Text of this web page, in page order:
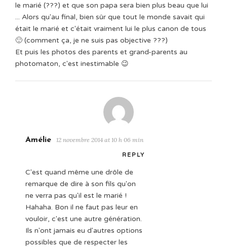
le marié (???) et que son papa sera bien plus beau que lui
... Alors qu'au final, bien sûr que tout le monde savait qui
était le marié et c'était vraiment lui le plus canon de tous
🙂 (comment ça, je ne suis pas objective ???)
Et puis les photos des parents et grand-parents au
photomaton, c'est inestimable 😉
Amélie 12 novembre 2014 at 10 h 06 min
REPLY
C'est quand même une drôle de
remarque de dire à son fils qu'on
ne verra pas qu'il est le marié !
Hahaha. Bon il ne faut pas leur en
vouloir, c'est une autre génération.
Ils n'ont jamais eu d'autres options
possibles que de respecter les